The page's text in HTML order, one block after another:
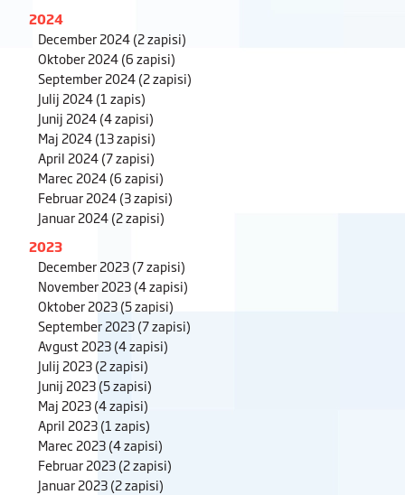
2024
December 2024(2 zapisi)
Oktober 2024(6 zapisi)
September 2024(2 zapisi)
Julij 2024(1 zapis)
Junij 2024(4 zapisi)
Maj 2024(13 zapisi)
April 2024(7 zapisi)
Marec 2024(6 zapisi)
Februar 2024(3 zapisi)
Januar 2024(2 zapisi)
2023
December 2023(7 zapisi)
November 2023(4 zapisi)
Oktober 2023(5 zapisi)
September 2023(7 zapisi)
Avgust 2023(4 zapisi)
Julij 2023(2 zapisi)
Junij 2023(5 zapisi)
Maj 2023(4 zapisi)
April 2023(1 zapis)
Marec 2023(4 zapisi)
Februar 2023(2 zapisi)
Januar 2023(2 zapisi)